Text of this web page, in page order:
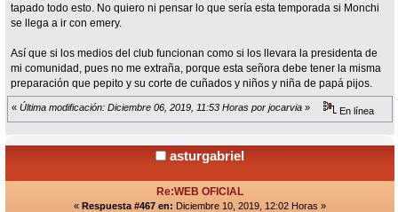
tapado todo esto. No quiero ni pensar lo que sería esta temporada si Monchi
se llega a ir con emery.
Así que si los medios del club funcionan como si los llevara la presidenta de
mi comunidad, pues no me extraña, porque esta señora debe tener la misma
preparación que pepito y su corte de cuñados y niños y niña de papá pijos.
« Última modificación: Diciembre 06, 2019, 11:53 Horas por jocarvia » En línea
asturgabriel
Re:WEB OFICIAL
« Respuesta #467 en: Diciembre 10, 2019, 12:02 Horas »